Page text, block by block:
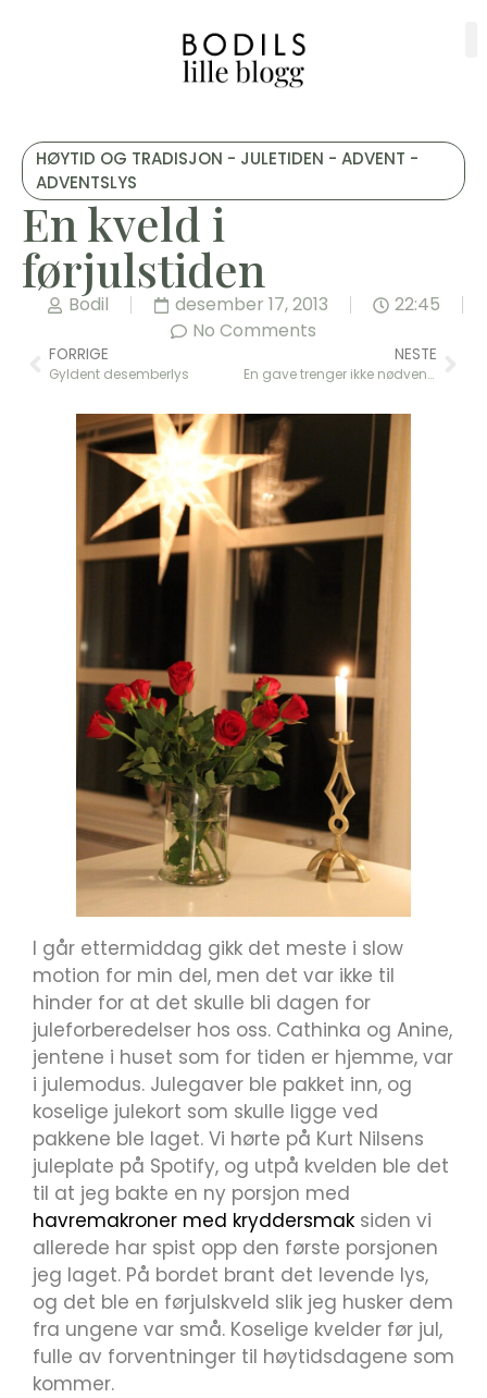
HØYTID OG TRADISJON - JULETIDEN - ADVENT -
ADVENTSLYS
En kveld i
førjulstiden
Bodil desember 17, 2013
22:45
No Comments
FORRIGE
Gyldent desemberlys
NESTE
En gave trenger ikke nødvendigvis å være en ting
I går ettermiddag gikk det meste i slow
motion for min del, men det var ikke til
hinder for at det skulle bli dagen for
juleforberedelser hos oss. Cathinka og Anine,
jentene i huset som for tiden er hjemme, var
i julemodus. Julegaver ble pakket inn, og
koselige julekort som skulle ligge ved
pakkene ble laget. Vi hørte på Kurt Nilsens
juleplate på Spotify, og utpå kvelden ble det
til at jeg bakte en ny porsjon med
havremakroner med kryddersmak siden vi
allerede har spist opp den første porsjonen
jeg laget. På bordet brant det levende lys,
og det ble en førjulskveld slik jeg husker dem
fra ungene var små. Koselige kvelder før jul,
fulle av forventninger til høytidsdagene som
kommer.